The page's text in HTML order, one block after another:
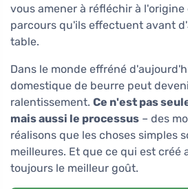
vous amener à réfléchir à
parcours qu'ils effectuent avant
table.
Dans le monde effréné
domestique de beurre peut
ralentissement. Ce n'est pas
mais aussi le processus – des
réalisons que les choses simples
meilleures. Et que ce qui est créé
toujours le meilleur goût.